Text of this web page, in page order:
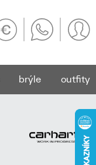
brýle outfity